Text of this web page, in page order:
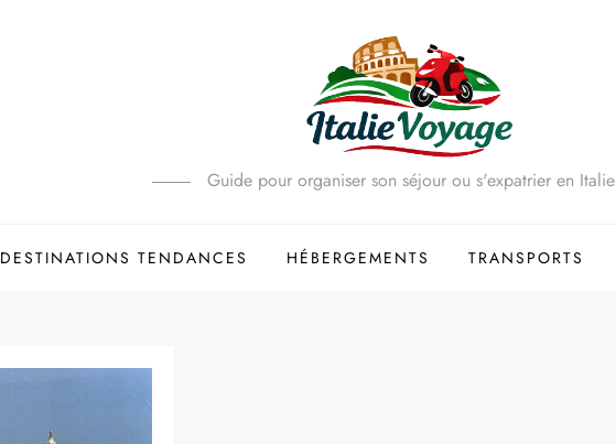
Guide pour organiser son séjour ou s'expatrier en Italie
DESTINATIONS TENDANCES HÉBERGEMENTS TRANSPORTS